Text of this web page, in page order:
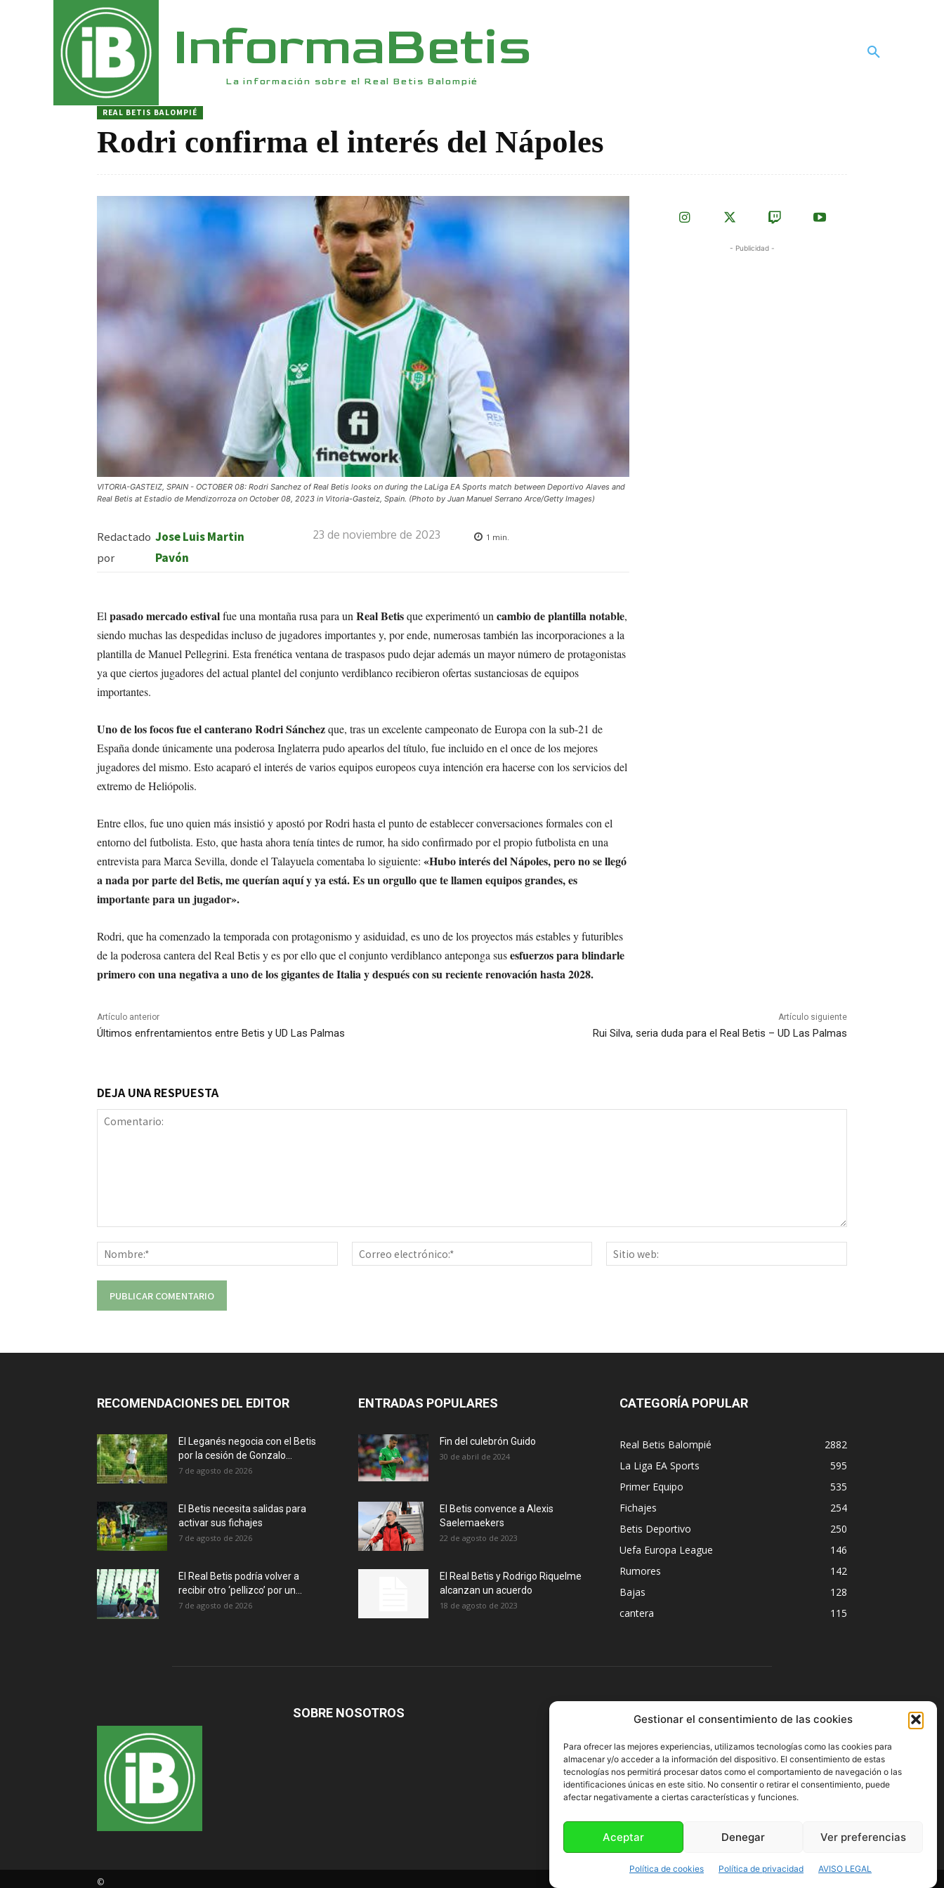
Gestionar el consentimiento de las cookies
Para ofrecer las mejores experiencias, utilizamos tecnologías como las cookies para
almacenar y/o acceder a la información del dispositivo. El consentimiento de estas
tecnologías nos permitirá procesar datos como el comportamiento de navegación o las
identificaciones únicas en este sitio. No consentir o retirar el consentimiento, puede
afectar negativamente a ciertas características y funciones.
Aceptar Denegar Ver preferencias
Política de cookies Política de privacidad AVISO LEGAL
InformaBetis
La información sobre el Real Betis Balompié
REAL BETIS BALOMPIÉ
Rodri confirma el interés del Nápoles
VITORIA-GASTEIZ, SPAIN - OCTOBER 08: Rodri Sanchez of Real Betis looks on during the LaLiga EA Sports match between Deportivo Alaves and
Real Betis at Estadio de Mendizorroza on October 08, 2023 in Vitoria-Gasteiz, Spain. (Photo by Juan Manuel Serrano Arce/Getty Images)
Redactado
por
Jose Luis Martin
Pavón
23 de noviembre de 2023 1 min.
Elpasado mercado estivalfue una montaña rusa para unReal Betisque experimentó uncambio de plantilla notable,
siendo muchas las despedidas incluso de jugadores importantes y, por ende, numerosas también las incorporaciones a la
plantilla de Manuel Pellegrini. Esta frenética ventana de traspasos pudo dejar además un mayor número de protagonistas
ya que ciertos jugadores del actual plantel del conjunto verdiblanco recibieron ofertas sustanciosas de equipos
importantes.
Uno de los focos fue el canterano Rodri Sánchezque, tras un excelente campeonato de Europa con la sub-21 de
España donde únicamente una poderosa Inglaterra pudo apearlos del título, fue incluido en el once de los mejores
jugadores del mismo. Esto acaparó el interés de varios equipos europeos cuya intención era hacerse con los servicios del
extremo de Heliópolis.
Entre ellos, fue uno quien más insistió y apostó por Rodri hasta el punto de establecer conversaciones formales con el
entorno del futbolista. Esto, que hasta ahora tenía tintes de rumor, ha sido confirmado por el propio futbolista en una
entrevista para Marca Sevilla, donde el Talayuela comentaba lo siguiente: «Hubo interés del Nápoles, pero no se llegó
a nada por parte del Betis, me querían aquí y ya está. Es un orgullo que te llamen equipos grandes, es
importante para un jugador».
Rodri, que ha comenzado la temporada con protagonismo y asiduidad, es uno de los proyectos más estables y futuribles
de la poderosa cantera del Real Betis y es por ello que el conjunto verdiblanco anteponga susesfuerzos para blindarle
primero con una negativa a uno de los gigantes de Italia y después con su reciente renovación hasta 2028.
- Publicidad -
Artículo anterior
Últimos enfrentamientos entre Betis y UD Las Palmas
Artículo siguiente
Rui Silva, seria duda para el Real Betis – UD Las Palmas
DEJA UNA RESPUESTA
Nombre:*
Correo
electrónico:*
web:
RECOMENDACIONES DEL EDITOR
El Leganés negocia con el Betis
por la cesión de Gonzalo...
7 de agosto de 2026
El Betis necesita salidas para
activar sus fichajes
7 de agosto de 2026
El Real Betis podría volver a
recibir otro ‘pellizco’ por un...
7 de agosto de 2026
ENTRADAS POPULARES
Fin del culebrón Guido
30 de abril de 2024
El Betis convence a Alexis
Saelemaekers
22 de agosto de 2023
El Real Betis y Rodrigo Riquelme
alcanzan un acuerdo
18 de agosto de 2023
CATEGORÍA POPULAR
Real Betis Balompié
2882
La Liga EA Sports
595
Primer Equipo
535
Fichajes
254
Betis Deportivo
250
Uefa Europa League
146
Rumores
142
Bajas
128
cantera
115
SOBRE NOSOTROS SÍGUENOS
©